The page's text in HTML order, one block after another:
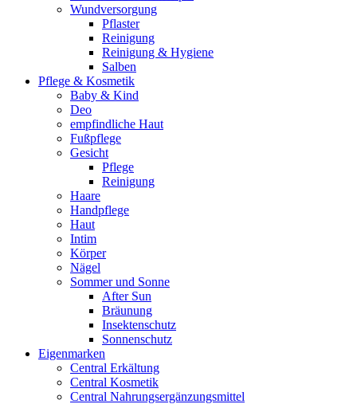
Wundversorgung
Pflaster
Reinigung
Reinigung & Hygiene
Salben
Pflege & Kosmetik
Baby & Kind
Deo
empfindliche Haut
Fußpflege
Gesicht
Pflege
Reinigung
Haare
Handpflege
Haut
Intim
Körper
Nägel
Sommer und Sonne
After Sun
Bräunung
Insektenschutz
Sonnenschutz
Eigenmarken
Central Erkältung
Central Kosmetik
Central Nahrungsergänzungsmittel